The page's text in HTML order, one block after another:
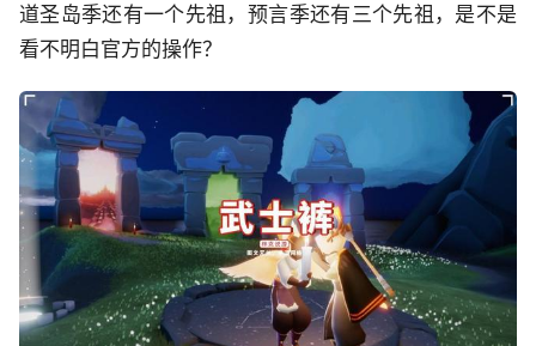
道圣岛季还有一个先祖，预言季还有三个先祖，是不是
看不明白官方的操作？